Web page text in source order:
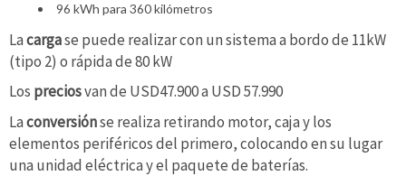
96 kWh para 360 kilómetros
Lacargase puede realizar con un sistema a bordo de 11kW
(tipo 2) o rápida de 80 kW
Los preciosvan de USD47.900 a USD 57.990
Laconversiónse realiza retirando motor, caja y los
elementos periféricos del primero, colocando en su lugar
una unidad eléctrica y el paquete de baterías.